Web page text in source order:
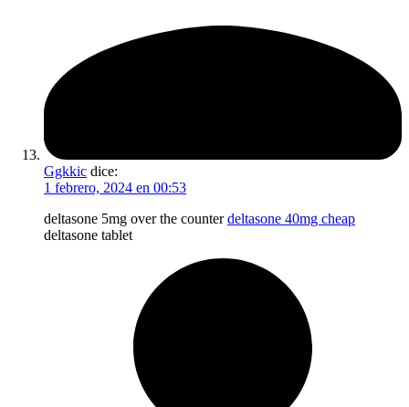
Ggkkic dice:
1 febrero, 2024 en 00:53
deltasone 5mg over the counterdeltasone 40mg cheap
deltasone tablet